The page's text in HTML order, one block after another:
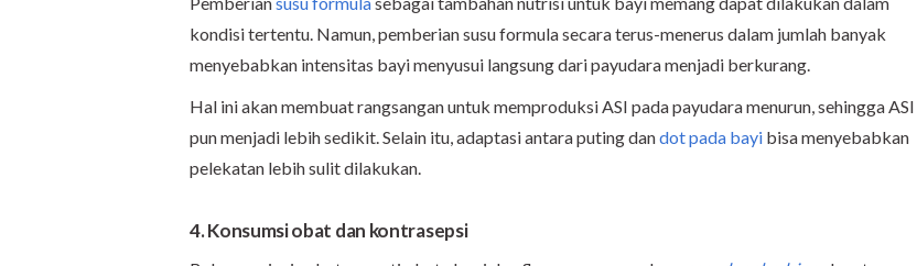
kondisi tertentu. Namun, pemberian susu formula secara terus-menerus dalam jumlah banyak
menyebabkan intensitas bayi menyusui langsung dari payudara menjadi berkurang.
Hal ini akan membuat rangsangan untuk memproduksi ASI pada payudara menurun, sehingga ASI
pun menjadi lebih sedikit. Selain itu, adaptasi antara puting dandot pada bayi bisa menyebabkan
pelekatan lebih sulit dilakukan.
4. Konsumsi obat dan kontrasepsi